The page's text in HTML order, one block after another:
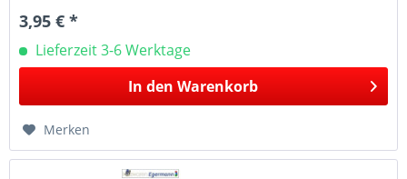
3,95 € *
Lieferzeit 3-6 Werktage
In den Warenkorb
Merken